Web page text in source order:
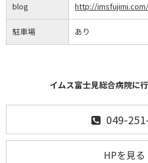
blog http://
駐車場 あり
イムス富士見総合病院に
049-
HPを見る